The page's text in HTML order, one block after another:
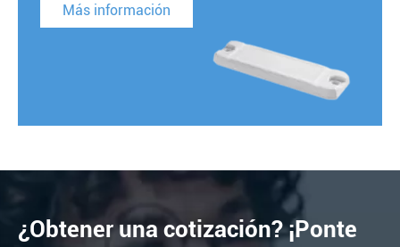
Más información
¿Obtener una cotización? ¡Ponte